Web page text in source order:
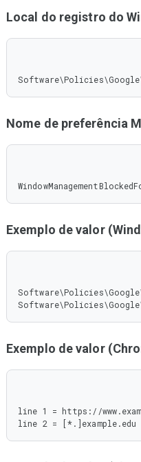
Local do registro do
Nome de preferência
Exemplo de valor
Exemplo de valor
line 1 = https://
line 2 = [*.]example.edu